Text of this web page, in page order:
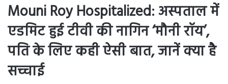
Mouni Roy Hospitalized: अस्पताल में
एडमिट हुई टीवी की नागिन ‘मौनी रॉय’,
पति के लिए कही ऐसी बात, जानें क्या है
सच्चाई